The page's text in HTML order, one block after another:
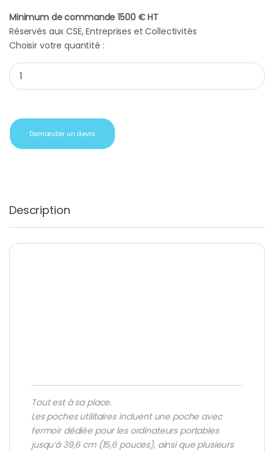
Minimum de commande 1500 € HT
Réservés aux CSE, Entreprises et Collectivités
Choisir votre quantité :
Cadeaux d'entreprise sacoche ordinateur portable 15,6" grise
Demander un devis
Description
Tout est à sa place.
Les poches utilitaires incluent une poche avec
fermoir dédiée pour les ordinateurs portables
jusqu’à 39,6 cm (15,6 pouces), ainsi que plusieurs